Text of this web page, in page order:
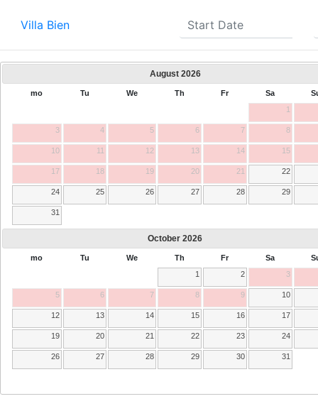
Villa Bien
August 2026
mo Tu We Th Fr Sa
1
3 4 5 6 7 8
10 11 12 13 14 15
17 18 19 20 21 22
24 25 26 27 28 29
31
October 2026
mo Tu We Th Fr Sa
1
2 3
5 6 7 8 9 10
12 13 14 15 16 17
19 20 21 22 23 24
26 27 28 29 30 31